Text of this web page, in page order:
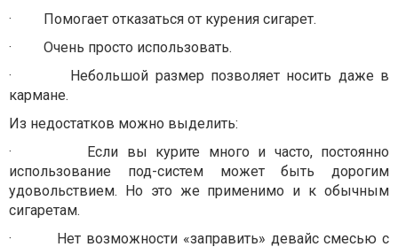
·
Помогает отказаться от курения сигарет.
·
Очень просто использовать.
·
Небольшой размер позволяет носить даже в
кармане.
Из недостатков можно выделить:
·
Если вы курите много и часто, постоянно
использование под-систем может быть дорогим
удовольствием. Но это же применимо и к обычным
сигаретам.
·
Нет возможности «заправить» девайс смесью с